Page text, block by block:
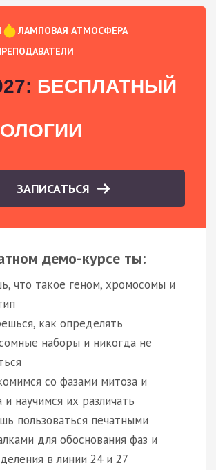
ЛАМПОВАЯ АТМОСФЕРА
БЕСПЛАТНЫЙ
ЗАПИСАТЬСЯ
демо-курсе ты:
что такое геном, хромосомы и
как определять
наборы и никогда не
со фазами митоза и
и научимся их различать
пользоваться печатными
для обоснования фаз и
в линии 24 и 27